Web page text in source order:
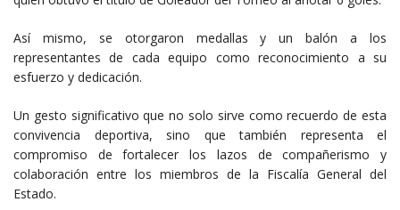
Así mismo, se otorgaron medallas y un balón a los
representantes de cada equipo como reconocimiento a su
esfuerzo y dedicación.
Un gesto significativo que no solo sirve como recuerdo de esta
convivencia deportiva, sino que también representa el
compromiso de fortalecer los lazos de compañerismo y
colaboración entre los miembros de la Fiscalía General del
Estado.